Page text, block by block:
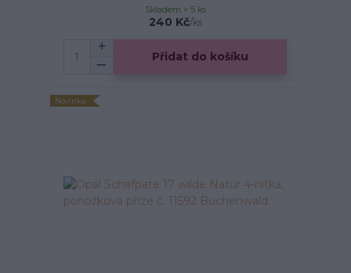
240 Kč/ks
Skladem > 5 ks
Přidat do košíku
Novinka